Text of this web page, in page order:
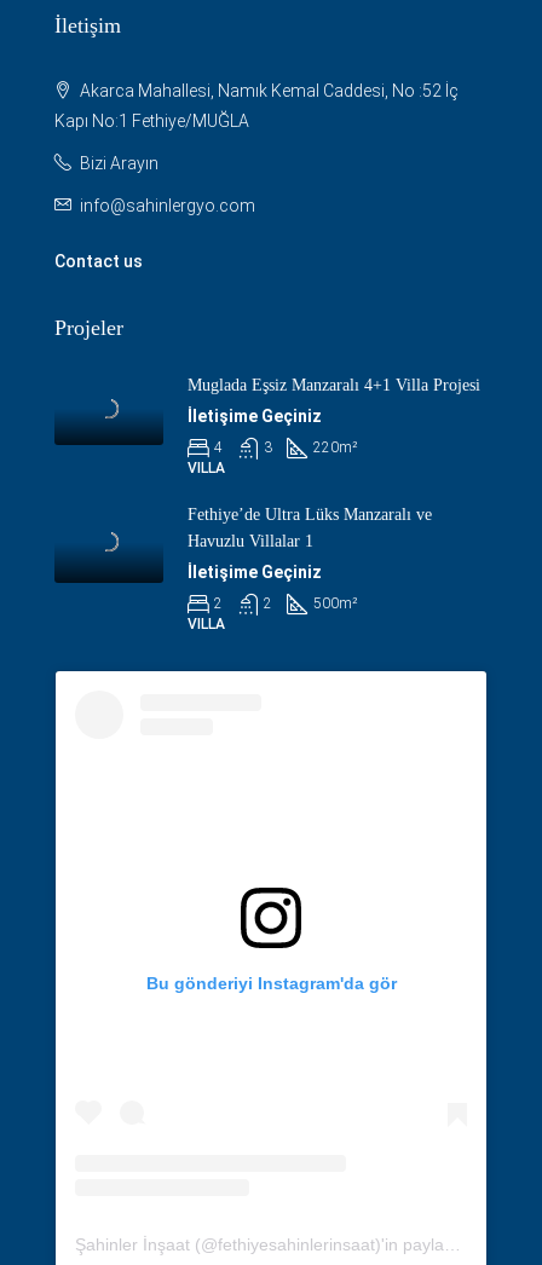
İletişim
Akarca Mahallesi, Namık Kemal Caddesi, No :52 İç
Kapı No:1 Fethiye/MUĞLA
Bizi Arayın
info@sahinlergyo.com
Contact us
Projeler
Muglada Eşsiz Manzaralı 4+1 Villa Projesi
İletişime Geçiniz
4 3 220m²
VILLA
Fethiye’de Ultra Lüks Manzaralı ve
Havuzlu Villalar 1
İletişime Geçiniz
2 2 500m²
VILLA
Bu gönderiyi Instagram'da gör